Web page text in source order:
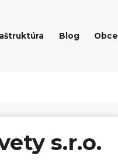
Blog Obce
s.r.o.